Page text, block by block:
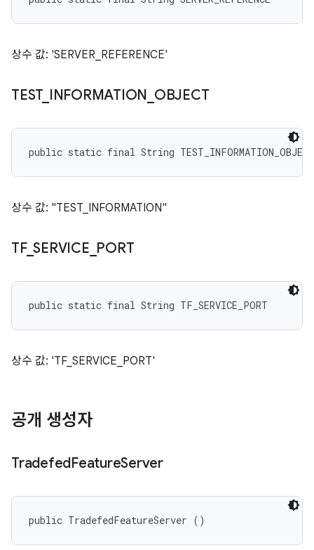
상수 값: 'SERVER_REFERENCE'
TEST_ INFORMATION OBJECT
public static final String TEST_INFORMATION_OBJECT
상수 값: "TEST_INFORMATION"
TF_SERVICE PORT
public static final String TF_SERVICE_PORT
상수 값: 'TF_SERVICE_PORT'
공개 생성자
TradefedFeatureServer
public TradefedFeatureServer ()